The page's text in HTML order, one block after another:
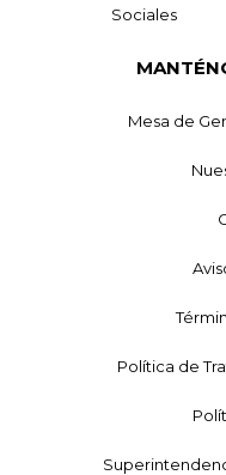
Sociales
Mesa de
Política de